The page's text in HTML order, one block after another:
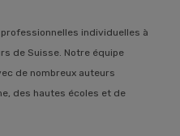
individuelles à
de Suisse. Notre équipe
de nombreux auteurs
des hautes écoles et de